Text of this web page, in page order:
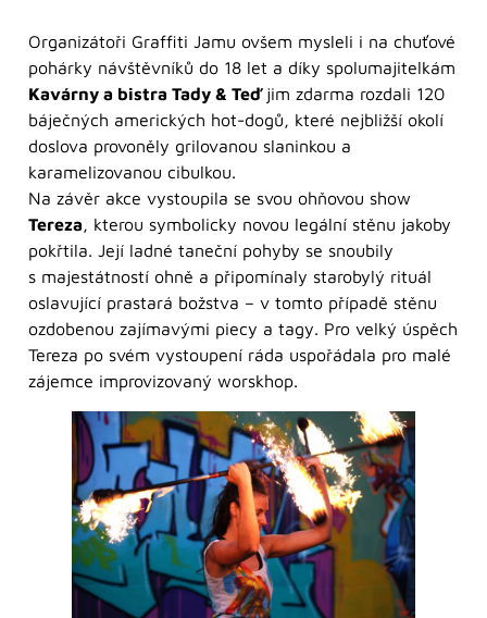
Organizátoři Graffiti Jamu ovšem mysleli i na chuťové
pohárky návštěvníků do 18 let a díky spolumajitelkám
Kavárny a bistra Tady & Teďjim zdarma rozdali 120
báječných amerických hot-dogů, které nejbližší okolí
doslova provoněly grilovanou slaninkou a
karamelizovanou cibulkou.
Na závěr akce vystoupila se svou ohňovou show
Tereza, kterou symbolicky novou legální stěnu jakoby
pokřtila. Její ladné taneční pohyby se snoubily
s majestátností ohně a připomínaly starobylý rituál
oslavující prastará božstva – v tomto případě stěnu
ozdobenou zajímavými piecy a tagy. Pro velký úspěch
Tereza po svém vystoupení ráda uspořádala pro malé
zájemce improvizovaný worskhop.